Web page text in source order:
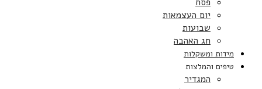
יום העצמאות
שבועות
חג האהבה
מידות ומשקלות
טיפים והמלצות
המגדיר